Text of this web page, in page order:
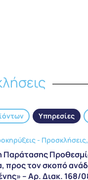
Υπηρεσίες
- Προσκλήσεις,
προς τον σκοπό
– Αρ. Διακ. 168/